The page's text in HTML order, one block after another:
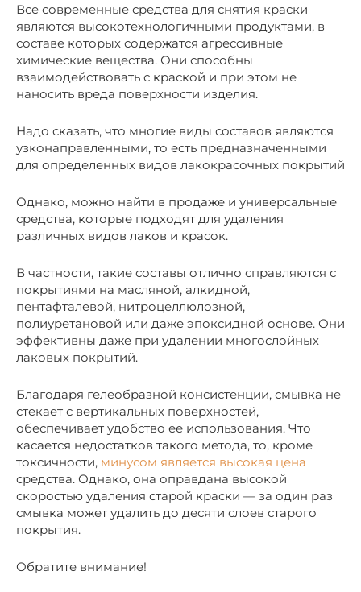
Все современные средства для снятия краски
являются высокотехнологичными продуктами, в
составе которых содержатся агрессивные
химические вещества. Они способны
взаимодействовать с краской и при этом не
наносить вреда поверхности изделия.
Надо сказать, что многие виды составов являются
узконаправленными, то есть предназначенными
для определенных видов лакокрасочных покрытий
Однако, можно найти в продаже и универсальные
средства, которые подходят для удаления
различных видов лаков и красок.
В частности, такие составы отлично справляются с
покрытиями на масляной, алкидной,
пентафталевой, нитроцеллюлозной,
полиуретановой или даже эпоксидной основе. Они
эффективны даже при удалении многослойных
лаковых покрытий.
Благодаря гелеобразной консистенции, смывка не
стекает с вертикальных поверхностей,
обеспечивает удобство ее использования. Что
касается недостатков такого метода, то, кроме
токсичности, минусом является высокая цена
средства. Однако, она оправдана высокой
скоростью удаления старой краски — за один раз
смывка может удалить до десяти слоев старого
покрытия.
Обратите внимание!